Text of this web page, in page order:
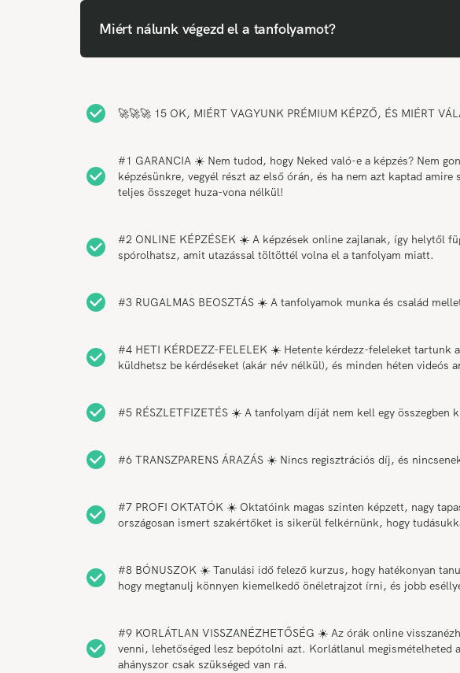
Miért nálunk végezd el a tanfolyamot?
🚀🚀🚀 15 OK, MIÉRT VAGYUNK PRÉMIUM KÉPZŐ, ÉS MIÉRT
#1 GARANCIA ☀️ Nem tudod, hogy Neked való-e a képzés? Nem
képzésünkre, vegyél részt az első órán, és ha nem azt kaptad
teljes összeget huza-vona nélkül!
#2 ONLINE KÉPZÉSEK ☀️ A képzések online zajlanak, így helytől
spórolhatsz, amit utazással töltöttél volna el a tanfolyam miatt.
#3 RUGALMAS BEOSZTÁS ☀️ A tanfolyamok munka és család
#4 HETI KÉRDEZZ-FELELEK ☀️ Hetente kérdezz-feleleket tartunk
küldhetsz be kérdéseket (akár név nélkül), és minden héten videós
#5 RÉSZLETFIZETÉS ☀️ A tanfolyam díját nem kell egy összegben
#6 TRANSZPARENS ÁRAZÁS ☀️ Nincs regisztrációs díj, és
#7 PROFI OKTATÓK ☀️ Oktatóink magas szinten képzett, nagy
országosan ismert szakértőket is sikerül felkérnünk, hogy
#8 BÓNUSZOK ☀️ Tanulási idő felező kurzus, hogy hatékonyan
hogy megtanulj könnyen kiemelkedő önéletrajzot írni, és jobb
#9 KORLÁTLAN VISSZANÉZHETŐSÉG ☀️ Az órák online
venni, lehetőséged lesz bepótolni azt. Korlátlanul megismételheted
ahányszor csak szükséged van rá.